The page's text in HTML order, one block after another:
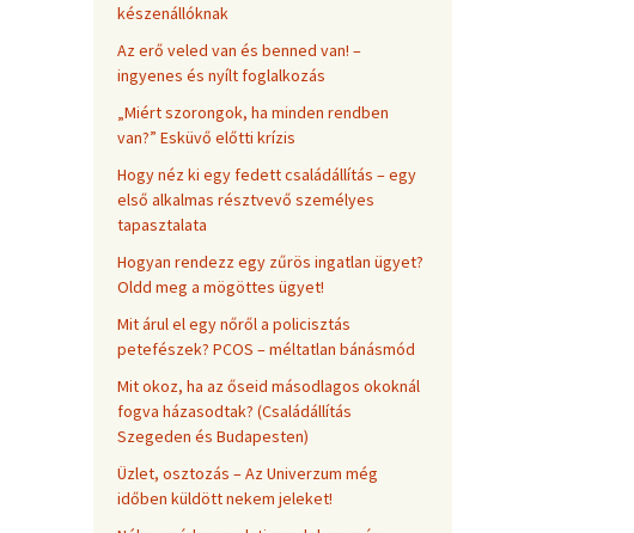
készenállóknak
Az erő veled van és benned van! –
ingyenes és nyílt foglalkozás
„Miért szorongok, ha minden rendben
van?” Esküvő előtti krízis
Hogy néz ki egy fedett családállítás – egy
első alkalmas résztvevő személyes
tapasztalata
Hogyan rendezz egy zűrös ingatlan ügyet?
Oldd meg a mögöttes ügyet!
Mit árul el egy nőről a policisztás
petefészek? PCOS – méltatlan bánásmód
Mit okoz, ha az őseid másodlagos okoknál
fogva házasodtak? (Családállítás
Szegeden és Budapesten)
Üzlet, osztozás – Az Univerzum még
időben küldött nekem jeleket!